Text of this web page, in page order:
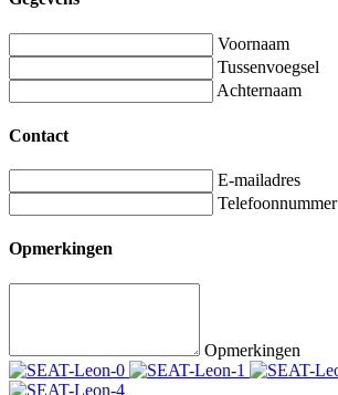
Voornaam
Tussenvoegsel
Achternaam
Contact
E-mailadres
Telefoonnummer
Opmerkingen
Opmerkingen